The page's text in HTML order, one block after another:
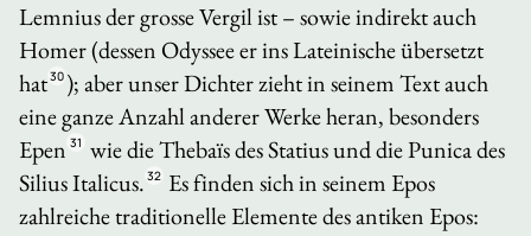
Lemnius der grosse Vergil ist – sowie indirekt auch
Homer (dessen Odysseeer ins Lateinische übersetzt
hat30 ); aber unser Dichter zieht in seinem Text auch
eine ganze Anzahl anderer Werke heran, besonders
Epen 31 wie dieThebaïsdes Statius und diePunicades
Silius Italicus. 32 Es finden sich in seinem Epos
zahlreiche traditionelle Elemente des antiken Epos: